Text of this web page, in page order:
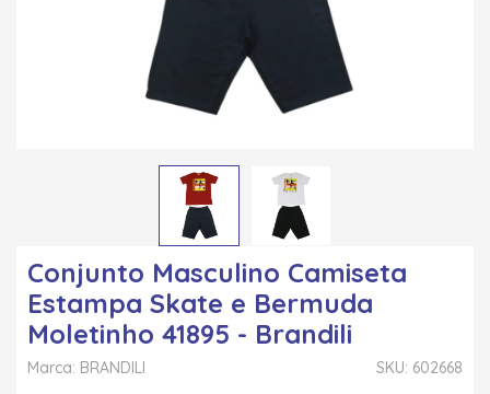
Conjunto Masculino Camiseta
Estampa Skate e Bermuda
Moletinho 41895 - Brandili
SKU: 602668
Marca: BRANDILI